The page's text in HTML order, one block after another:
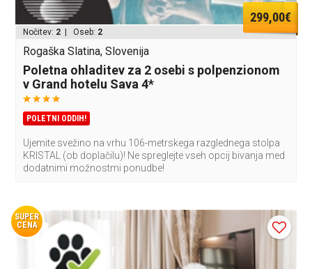
299,00€
Nočitev: 2 | Oseb: 2
Rogaška Slatina, Slovenija
Poletna ohladitev za 2 osebi s polpenzionom
v Grand hotelu Sava 4*
POLETNI ODDIH!
Ujemite svežino na vrhu 106-metrskega razglednega stolpa
KRISTAL (ob doplačilu)! Ne spreglejte vseh opcij bivanja med
dodatnimi možnostmi ponudbe!
SUPER
CENA